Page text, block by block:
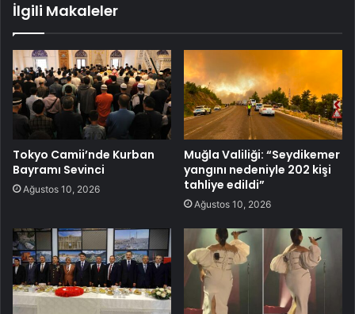
İlgili Makaleler
Tokyo Camii’nde Kurban
Bayramı Sevinci
Ağustos 10, 2026
Muğla Valiliği: “Seydikemer
yangını nedeniyle 202 kişi
tahliye edildi”
Ağustos 10, 2026